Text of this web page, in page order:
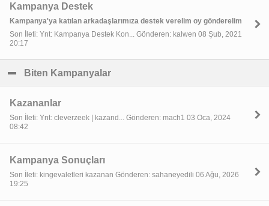
Kampanya Destek
Kampanya'ya katılan arkadaşlarımıza destek verelim oy gönderelim
Son İleti: Ynt: Kampanya Destek Kon... Gönderen: kalwen 08 Şub, 2021
20:17
Biten Kampanyalar
Kazananlar
Son İleti: Ynt: cleverzeek | kazand... Gönderen: mach1 03 Oca, 2024
08:42
Kampanya Sonuçları
Son İleti: kingevaletleri kazanan Gönderen: sahaneyedili 06 Ağu, 2026
19:25